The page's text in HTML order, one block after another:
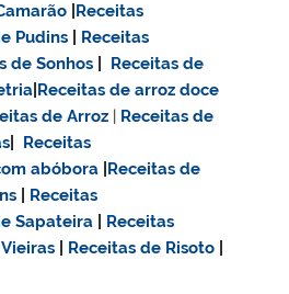
Receitas
Pudins
Receitas
de Sonhos
Receitas de
Receitas dearroz doce
de Arroz | Receitas de
Receitas
abóbora Receitas de
Receitas
Sapateira
Receitas
Receitas de Risoto